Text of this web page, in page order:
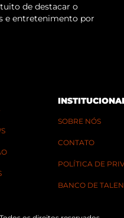
de destacar o
e entretenimento por
SOBRE NÓS
CONTATO
POLÍTICA DE
BANCO DE